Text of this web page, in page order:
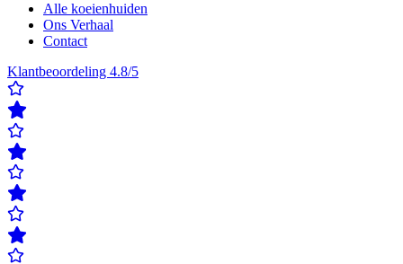
Alle koeienhuiden
Ons Verhaal
Contact
Klantbeoordeling 4.8/5